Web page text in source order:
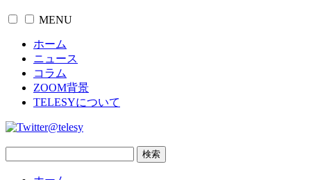
MENU
ホーム
ニュース
コラム
ZOOM背景
TELESYについて
@telesy